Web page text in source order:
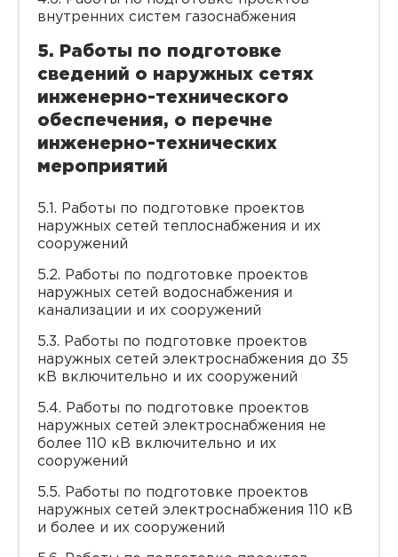
внутренних систем газоснабжения
5. Работы по подготовке
сведений о наружных сетях
инженерно-технического
обеспечения, о перечне
инженерно-технических
мероприятий
5.1. Работы по подготовке проектов
наружных сетей теплоснабжения и их
сооружений
5.2. Работы по подготовке проектов
наружных сетей водоснабжения и
канализации и их сооружений
5.3. Работы по подготовке проектов
наружных сетей электроснабжения до 35
кВ включительно и их сооружений
5.4. Работы по подготовке проектов
наружных сетей электроснабжения не
более 110 кВ включительно и их
сооружений
5.5. Работы по подготовке проектов
наружных сетей электроснабжения 110 кВ
и более и их сооружений